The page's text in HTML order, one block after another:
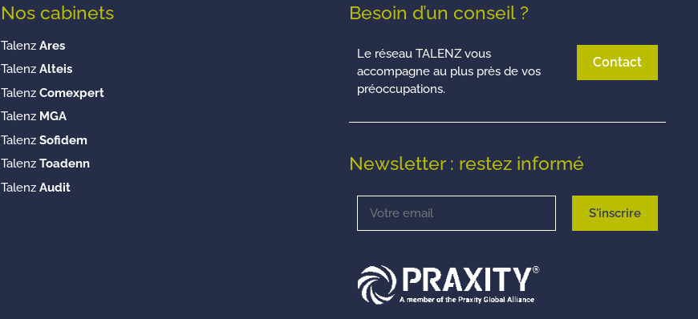
Nos cabinets
Talenz Ares
Talenz Alteis
Talenz Comexpert
Talenz MGA
Talenz Sofidem
Talenz Toadenn
Talenz Audit
Besoin d’un conseil ?
Le réseau TALENZ vous
accompagne au plus près de vos
préoccupations.
Contact
Newsletter : restez informé